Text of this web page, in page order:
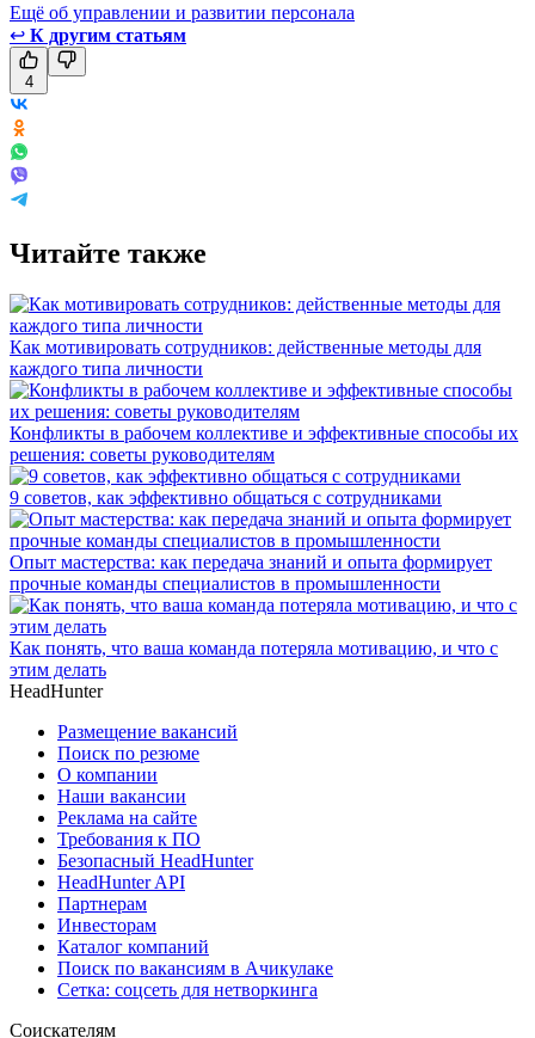
Ещё об управлении и развитии персонала
↩ К другим статьям
4
Читайте также
Как мотивировать сотрудников: действенные методы для
каждого типа личности
Конфликты в рабочем коллективе и эффективные способы их
решения: советы руководителям
9 советов, как эффективно общаться с сотрудниками
Опыт мастерства: как передача знаний и опыта формирует
прочные команды специалистов в промышленности
Как понять, что ваша команда потеряла мотивацию, и что с
этим делать
HeadHunter
Размещение вакансий
Поиск по резюме
О компании
Наши вакансии
Реклама на сайте
Требования к ПО
Безопасный HeadHunter
HeadHunter API
Партнерам
Инвесторам
Каталог компаний
Поиск по вакансиям в Ачикулаке
Сетка: соцсеть для нетворкинга
Соискателям